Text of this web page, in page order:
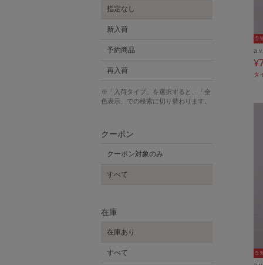
5
タ
5
指定なし
新入荷
予約商品
再入荷
※「入荷タイプ」を選択すると、「全
色表示」での検索に切り替わります。
クーポン
クーポン対象のみ
すべて
在庫
在庫あり
すべて